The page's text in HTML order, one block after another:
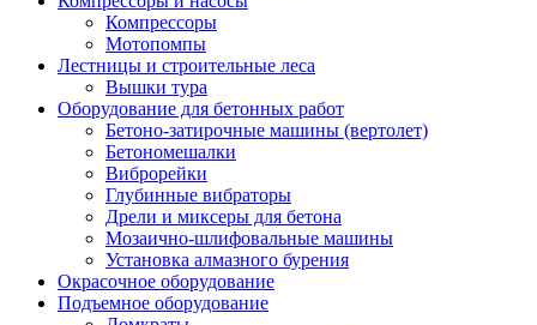
Компрессоры
Мотопомпы
Лестницы и строительные леса
Вышки тура
Оборудование для бетонных работ
Бетоно-затирочные машины (вертолет)
Бетономешалки
Виброрейки
Глубинные вибраторы
Дрели и миксеры для бетона
Мозаично-шлифовальные машины
Установка алмазного бурения
Окрасочное оборудование
Подъемное оборудование